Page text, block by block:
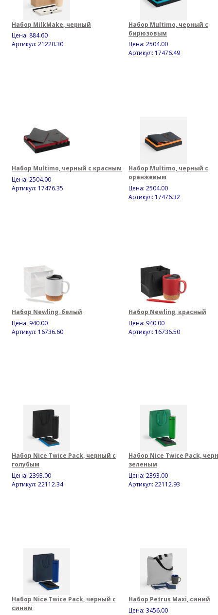
Набор MilkMake, черный
Цена: 884.60
Артикул: 21220.30
Набор Multimo, черный с
бирюзовым
Цена: 2504.00
Артикул: 17476.49
Набор Multimo, черный с красным
Цена: 2504.00
Артикул: 17476.35
Набор Multimo, черный с
оранжевым
Цена: 2504.00
Артикул: 17476.32
Набор Newling, белый
Цена: 940.00
Артикул: 16736.60
Набор Newling, красный
Цена: 940.00
Артикул: 16736.50
Набор Nice Twice Pack, черный с
голубым
Цена: 2393.00
Артикул: 22112.34
Набор Nice Twice Pack,
зеленым
Цена: 2393.00
Артикул: 22112.93
Набор Nice Twice Pack, черный с
синим
Набор Petrus Maxi, синий
Цена: 3456.00